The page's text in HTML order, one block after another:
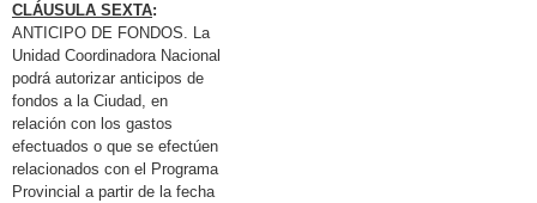
CLÁUSULA SEXTA:
ANTICIPO DE FONDOS. La
Unidad Coordinadora Nacional
podrá autorizar anticipos de
fondos a la Ciudad, en
relación con los gastos
efectuados o que se efectúen
relacionados con el Programa
Provincial a partir de la fecha